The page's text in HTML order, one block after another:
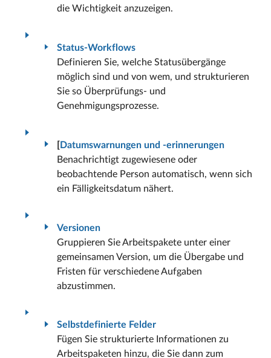
die Wichtigkeit anzuzeigen.
Status-Workflows
Definieren Sie, welche Statusübergänge
möglich sind und von wem, und strukturieren
Sie so Überprüfungs- und
Genehmigungsprozesse.
Datumswarnungen und -erinnerungen
Benachrichtigt zugewiesene oder
beobachtende Person automatisch, wenn sich
ein Fälligkeitsdatum nähert.
Versionen
Gruppieren Sie Arbeitspakete unter einer
gemeinsamen Version, um die Übergabe und
Fristen für verschiedene Aufgaben
abzustimmen.
Selbstdefinierte Felder
Fügen Sie strukturierte Informationen zu
Arbeitspaketen hinzu, die Sie dann zum